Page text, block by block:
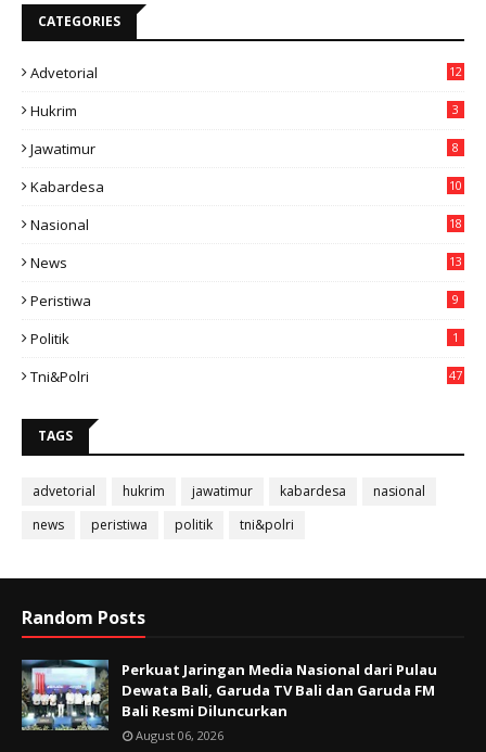
CATEGORIES
Advetorial 12
Hukrim 3
Jawatimur 8
Kabardesa
10
Nasional
18
News
13
Peristiwa 9
Politik 1
Tni&polri 47
TAGS
advetorial hukrim jawatimur kabardesa
nasional
news
peristiwa politik tni&polri
Random Posts
Perkuat Jaringan Media Nasional dari Pulau
Dewata Bali, Garuda TV Bali dan Garuda FM
Bali Resmi Diluncurkan
August 06, 2026